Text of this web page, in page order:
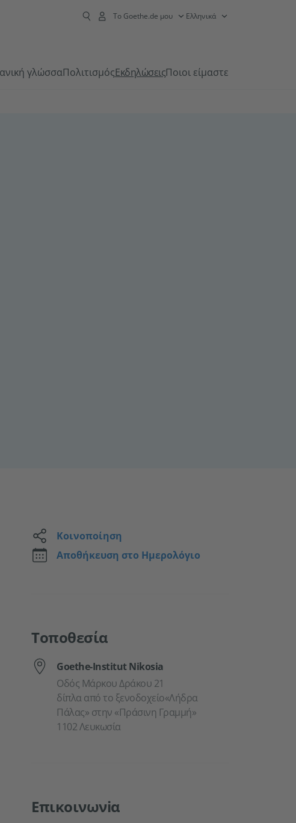
Το Goethe.de μου Ελληνικά
γλώσσαΠολιτισμόςΕκδηλώσειςΠοιοι είμαστε
Κοινοποίηση
Αποθήκευση στο Ημερολόγιο
Τοποθεσία
Goethe-Institut Nikosia
Οδός Μάρκου Δράκου 21
δίπλα από το ξενοδοχείο«Λήδρα
Πάλας» στην «Πράσινη Γραμμή»
1102 Λευκωσία
Επικοινωνiα